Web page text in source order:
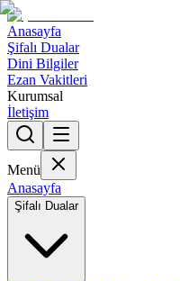
Anasayfa
Şifalı Dualar
Dini Bilgiler
Ezan Vakitleri
Kurumsal
İletişim
Menü
Anasayfa
Şifalı Dualar